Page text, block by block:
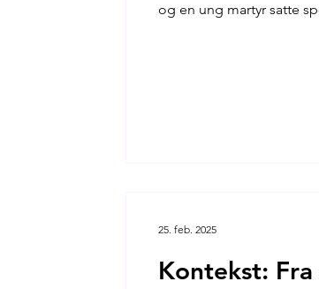
og en ung martyr satte
Kontekst:
25. feb. 2025